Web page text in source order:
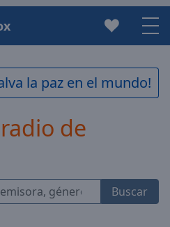
la paz en el mundo!
de
Buscar